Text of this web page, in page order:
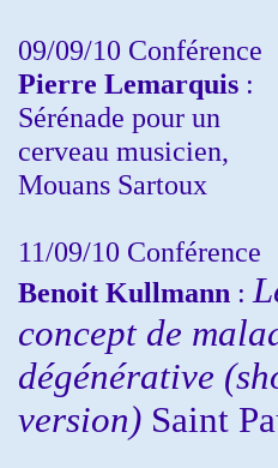
09/09/10 Conférence
Pierre Lemarquis :
Sérénade pour un
cerveau musicien,
Mouans Sartoux
11/09/10 Conférence
Benoit Kullmann :
concept de
dégénérative
version) Saint